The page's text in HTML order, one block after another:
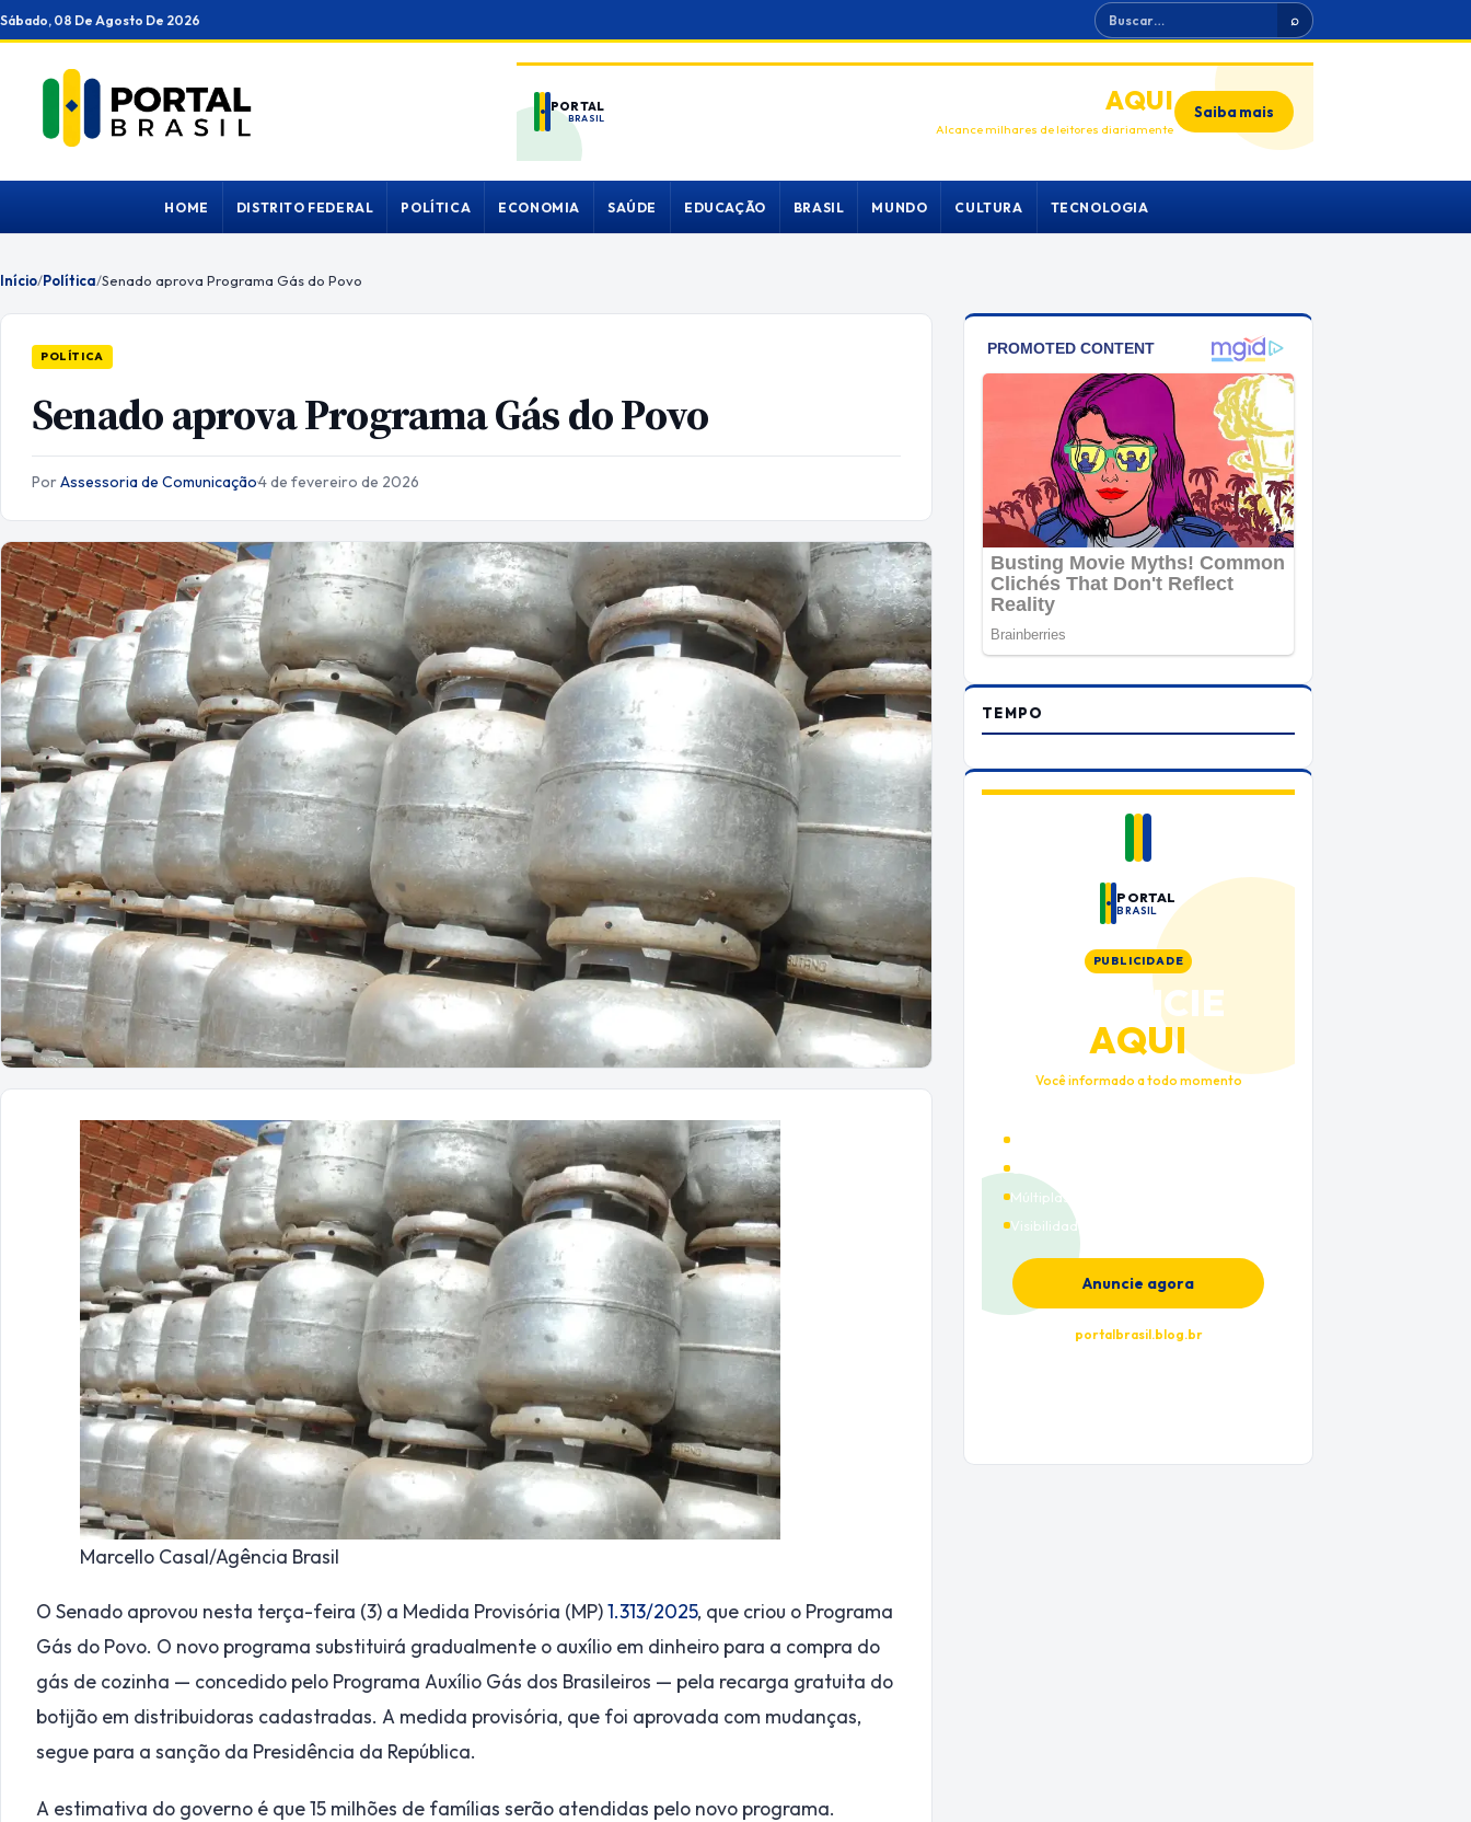
Ir
para
conteúdo
Sábado, 08 De Agosto De 2026 Buscar ⌕
PORTAL
BRASIL
ANUNCIEAQUI
Alcance milhares de leitores diariamente
Saiba mais
HOME DISTRITO FEDERAL POLÍTICA ECONOMIA SAÚDE EDUCAÇÃO BRASIL MUNDO CULTURA TECNOLOGIA
Início/Política/Senado aprova Programa Gás do Povo
POLÍTICA
Senado aprova Programa Gás do Povo
PorAssessoria de Comunicação·4 de fevereiro de 2026
Marcello Casal/Agência Brasil
O Senado aprovou nesta terça-feira (3) a Medida Provisória (MP)1.313/2025, que criou o Programa
Gás do Povo. O novo programa substituirá gradualmente o auxílio em dinheiro para a compra do
gás de cozinha — concedido pelo Programa Auxílio Gás dos Brasileiros — pela recarga gratuita do
botijão em distribuidoras cadastradas. A medida provisória, que foi aprovada com mudanças,
segue para a sanção da Presidência da República.
A estimativa do governo é que 15 milhões de famílias serão atendidas pelo novo programa.
TEMPO
PORTAL
BRASIL
PUBLICIDADE
ANUNCIE
AQUI
Você informado a todo momento
Cobertura nacional
Múltiplas categorias
Visibilidade premium
Anuncie agora
portalbrasil.blog.br